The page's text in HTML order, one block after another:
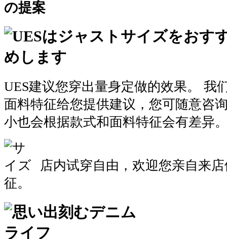
UES建议您穿出量身定做的效果。 我
面料特征给您提供建议，您可随意咨
小也会根据款式和面料特征会有差异
店内试穿自由，欢迎您亲自来
征。